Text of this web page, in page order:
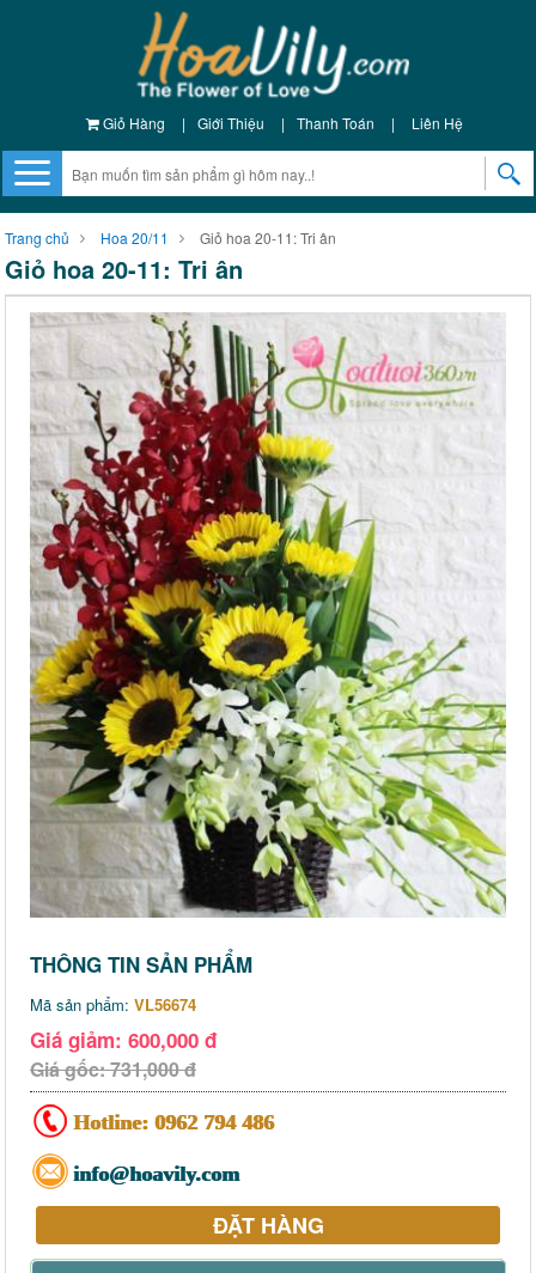
Giỏ Hàng | Giới Thiệu | Thanh Toán | Liên Hệ
Trang chủ Hoa 20/11 Giỏ hoa 20-11: Tri ân
Giỏ hoa 20-11: Tri ân
THÔNG TIN SẢN PHẨM
Mã sản phẩm: VL56674
Giá giảm: 600,000 đ
Giá gốc: 731,000 đ
Hotline: 0962 794 486
info@hoavily.com
ĐẶT HÀNG